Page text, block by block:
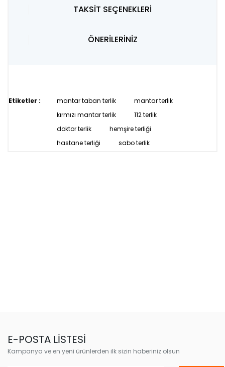
TAKSİT SEÇENEKLERİ
ÖNERİLERİNİZ
Etiketler : mantar taban terlik
mantar terlik
kırmızı mantar terlik
112 terlik
doktor terlik
hemşire terliği
hastane terliği
sabo terlik
E-POSTA LİSTESİ
Kampanya ve en yeni ürünlerden ilk sizin haberiniz olsun